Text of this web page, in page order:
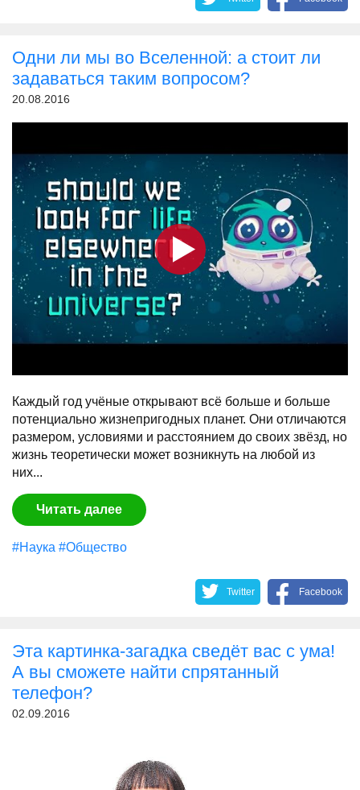
Одни ли мы во Вселенной: а стоит ли
задаваться таким вопросом?
20.08.2016
Каждый год учёные открывают всё больше и больше
потенциально жизнепригодных планет. Они отличаются
размером, условиями и расстоянием до своих звёзд, но
жизнь теоретически может возникнуть на любой из
них...
Читать далее
#Наука #Общество
Twitter Facebook
Эта картинка-загадка сведёт вас с ума!
А вы сможете найти спрятанный
телефон?
02.09.2016